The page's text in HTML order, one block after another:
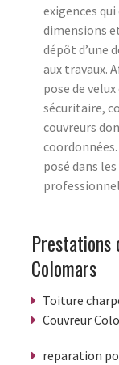
exigences
dimensions
dépôt d’une
aux travaux.
pose de
sécuritaire,
couvreurs
posé dans
Prestations
Colomars
Toiture
Couvreur
reparation